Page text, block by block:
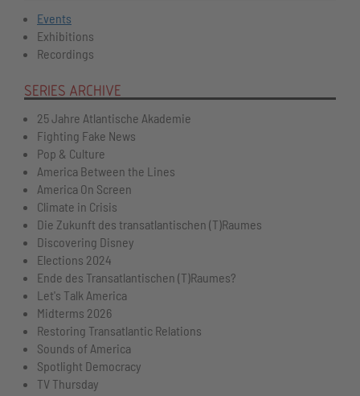
Events
Exhibitions
Recordings
SERIES ARCHIVE
25 Jahre Atlantische Akademie
Fighting Fake News
Pop & Culture
America Between the Lines
America On Screen
Climate in Crisis
Die Zukunft des transatlantischen (T)Raumes
Discovering Disney
Elections 2024
Ende des Transatlantischen (T)Raumes?
Let's Talk America
Midterms 2026
Restoring Transatlantic Relations
Sounds of America
Spotlight Democracy
TV Thursday